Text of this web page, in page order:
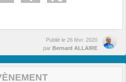
Publié le 26 févr. 2020
par Bernard ALLAIRE